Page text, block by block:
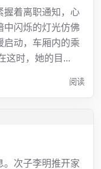
握着离职通知，心
中闪烁的灯光仿佛
启动，车厢内的乘
这时，她的目...
阅读
。次子李明推开家